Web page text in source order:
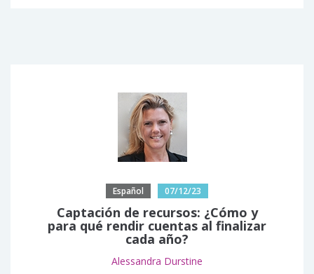
Español 07/12/23
Captación de recursos: ¿Cómo y
para qué rendir cuentas al finalizar
cada año?
Alessandra Durstine